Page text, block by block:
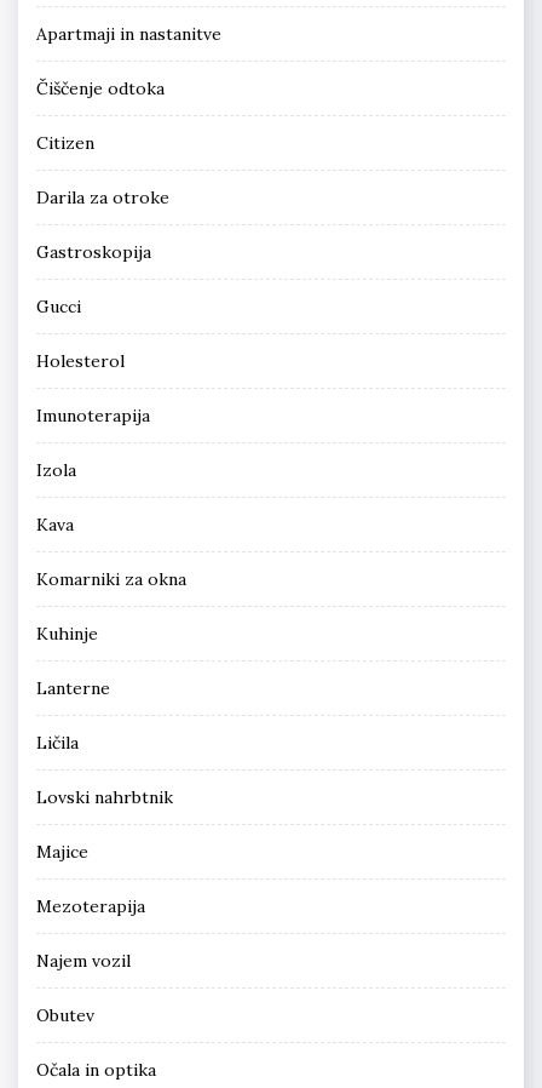
Apartmaji in nastanitve
Čiščenje odtoka
Citizen
Darila za otroke
Gastroskopija
Gucci
Holesterol
Imunoterapija
Izola
Kava
Komarniki za okna
Kuhinje
Lanterne
Ličila
Lovski nahrbtnik
Majice
Mezoterapija
Najem vozil
Obutev
Očala in optika